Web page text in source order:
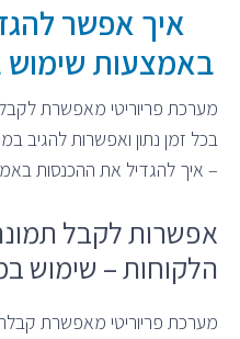
איך אפשר
באמצעות שימוש
מערכת פריוריטי מאפשרת
בכל זמן נתון ואפשרות להגיב
– איך להגדיל את ההכנסות
אפשרות לקבל
הלקוחות – שימוש
מערכת פריוריטי מאפשרת